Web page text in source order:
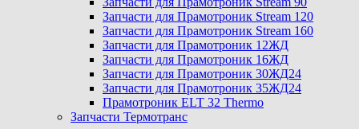
Запчасти для Прамотроник Stream 120
Запчасти для Прамотроник Stream 160
Запчасти для Прамотроник 12ЖД
Запчасти для Прамотроник 16ЖД
Запчасти для Прамотроник 30ЖД24
Запчасти для Прамотроник 35ЖД24
Прамотроник ELT 32 Thermo
Запчасти Термотранс